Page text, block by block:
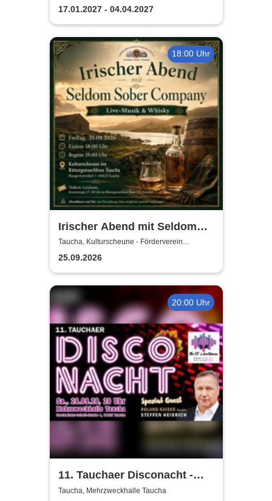
17.01.2027 - 04.04.2027
18:00 Uhr
Irischer Abend mit Seldom
Sober Company | Live-Musik
& Whisky in der
Kulturscheune Taucha
Taucha, Kulturscheune - Förderverein
Rittergutschloss Taucha e.V.
25.09.2026
20:00 Uhr
11. Tauchaer Disconacht -
Herbstedition
Taucha, Mehrzweckhalle Taucha